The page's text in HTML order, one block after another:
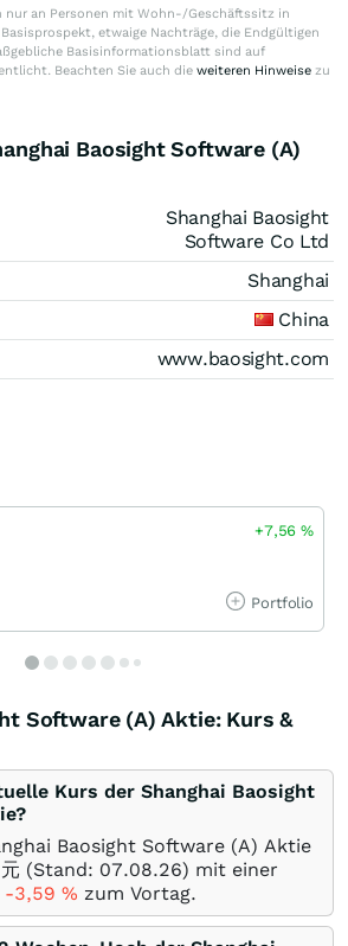
nur an Personen mit Wohn-/Geschäftssitz in
etwaige Nachträge, die Endgültigen
Basisinformationsblatt sind auf
Beachten Sie auch die weiteren Hinweise zu
Baosight Software (A)
Shanghai Baosight
Software Co Ltd
Shanghai
China
www.baosight.com
+7,56%
Portfolio
Software (A) Aktie: Kurs &
Kurs der Shanghai Baosight
Baosight Software (A) Aktie
元 (Stand: 07.08.26) mit einer
-3,59 % zum Vortag.